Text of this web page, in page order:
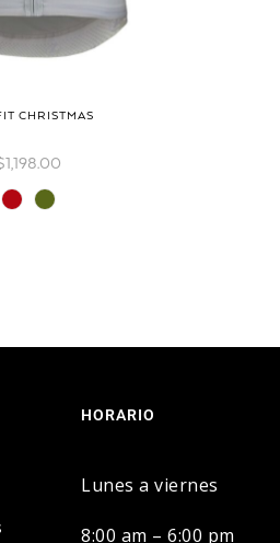
CHRISTMAS
1,198.00
HORARIO
Lunes a viernes
8:00 am – 6:00 pm